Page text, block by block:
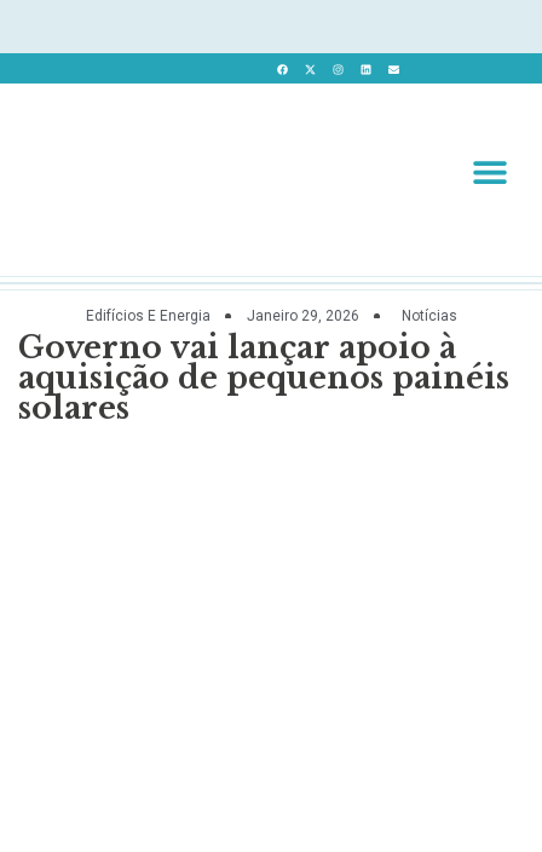
Edifícios E Energia Janeiro 29, 2026 Notícias
Governo vai lançar apoio à
aquisição de pequenos painéis
solares